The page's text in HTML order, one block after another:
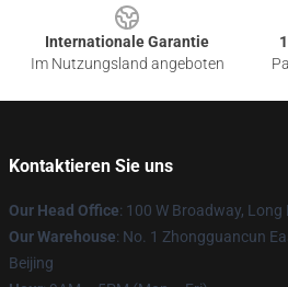
Internationale Garantie
Im Nutzungsland angeboten
Kontaktieren Sie uns
Our Head Office: 100 W Broadway, Long
Our Warehouse: No. 1 Zhongguancun
Beijing